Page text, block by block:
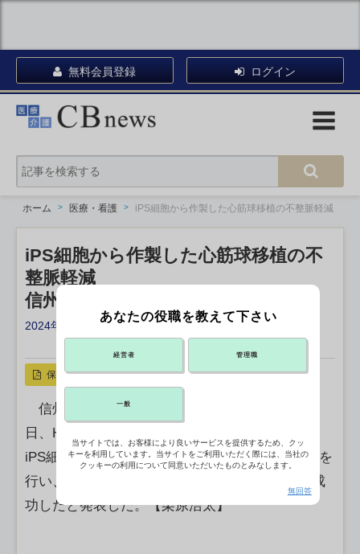
無料会員登録 ログイン
ホーム 医療・看護 iPS細胞から作製した心筋球移植の不整脈軽減
iPS細胞から作製した心筋球移植の不
整脈軽減
信州大や慶應大など
2024年04月26日 19:27
リンクをコピー
保存
信州大や慶應義塾大などの研究グループは26
日、Heartseed（東京都）との共同研究で、ヒト
iPS細胞から作製した心筋球移植による心臓再生を
行い、移植後に発生する心室性不整脈の軽減に成
功したと発表した。【栗原浩太】
あなたの役職を教えて下さい
経営者 管理職
一般
当サイトでは、お客様により良いサービスを提供するため、クッ
キーを利用しています。当サイトをご利用いただく際には、当社の
クッキーの利用について同意いただいたものとみなします。
無回答